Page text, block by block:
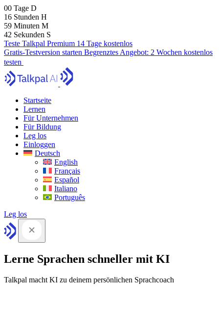
00 Tage D
16 Stunden H
59 Minuten M
41 Sekunden S
Teste Talkpal Premium 14 Tage kostenlos
Gratis-Testversion starten Begrenztes Angebot: 2 Wochen kostenlos
testen
Startseite
Lernen
Für Unternehmen
Für Bildung
Leg los
Einloggen
Deutsch
English
Français
Español
Italiano
Português
Leg los
Lerne Sprachen schneller mit KI
Talkpal macht KI zu deinem persönlichen Sprachcoach